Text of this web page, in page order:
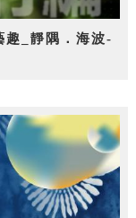
_靜隅．海波-